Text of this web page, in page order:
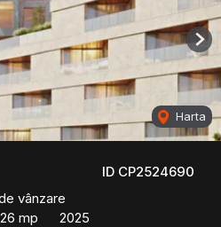
ID CP2524690
vânzare
mp 2025
Harta